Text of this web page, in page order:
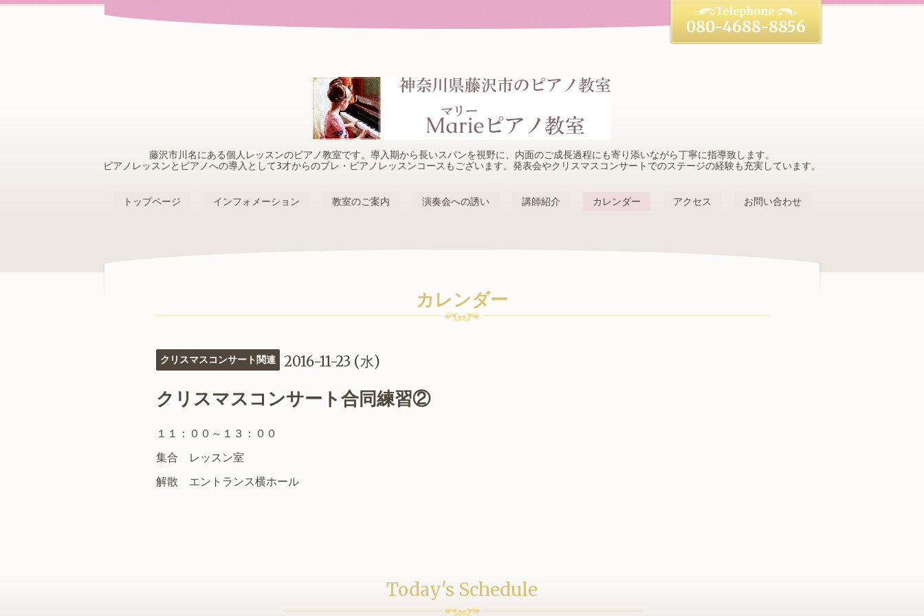
藤沢市川名にある個人レッスンのピアノ教室です。導入期から長いスパンを視野に、内面のご成長過程にも寄り添いながら丁寧に指導致します。
ピアノレッスンとピアノへの導入として3才からのプレ・ピアノレッスンコースもございます。発表会やクリスマスコンサートでのステージの経験も充実しています。
080-4688-8856
トップページ インフォメーション 教室のご案内 演奏会への誘い 講師紹介 カレンダー アクセス お問い合わせ
カレンダー
クリスマスコンサート関連 2016-11-23 (水)
クリスマスコンサート合同練習②
１１：００～１３：００
集合 レッスン室
解散 エントランス横ホール
Today's Schedule